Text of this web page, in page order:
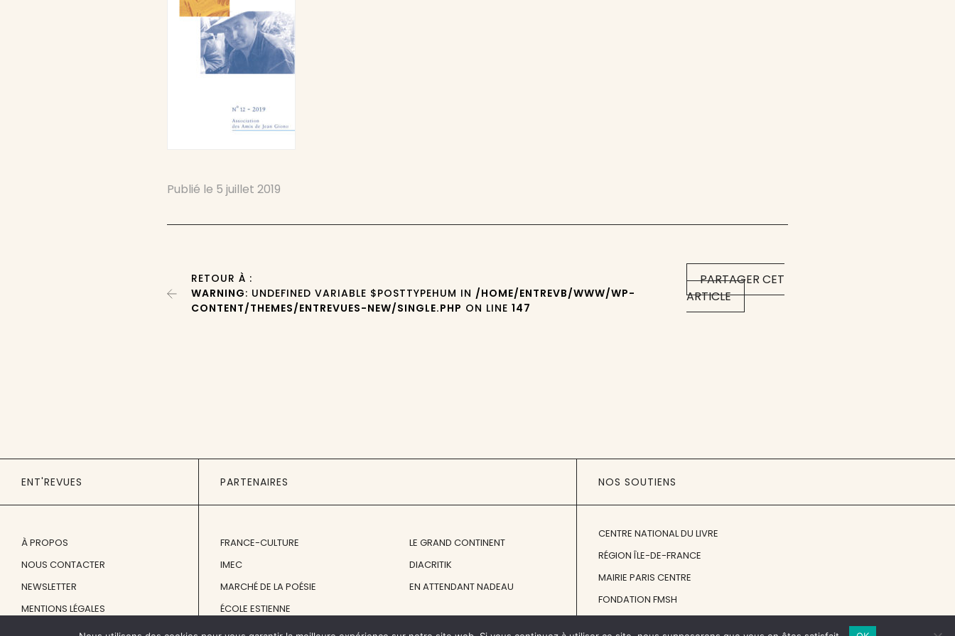
Publié le 5 juillet 2019
PARTAGER CET
ARTICLE
RETOUR À :
WARNING: UNDEFINED VARIABLE $POSTTYPEHUM IN /HOME/ENTREVB/WWW/WP-
CONTENT/THEMES/ENTREVUES-NEW/SINGLE.PHP ON LINE147
ENT'REVUES
À PROPOS
NOUS CONTACTER
NEWSLETTER
MENTIONS LÉGALES
PARTENAIRES
FRANCE-CULTURE
IMEC
MARCHÉ DE LA POÉSIE
ÉCOLE ESTIENNE
LE GRAND CONTINENT
DIACRITIK
EN ATTENDANT NADEAU
NOS SOUTIENS
CENTRE NATIONAL DU LIVRE
RÉGION ÎLE-DE-FRANCE
MAIRIE PARIS CENTRE
FONDATION FMSH